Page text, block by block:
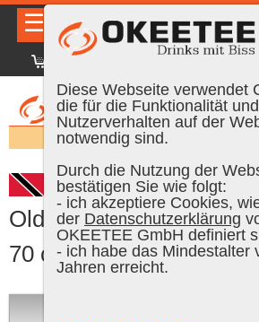
☰ DE FR EN|Anmelden
Suchen:
Colours of Rum,
Old Trinidad 1998/2022
70 cl, 62.9 % Vol.
Diese Webseite verwendet
die für die Funktionalität
Nutzerverhalten auf der
notwendig sind.
Durch die Nutzung der
bestätigen Sie wie folgt:
- ich akzeptiere Cookies,
der Datenschutzerklärung
OKEETEE GmbH definiert
- ich habe das Mindestalter
Jahren erreicht.